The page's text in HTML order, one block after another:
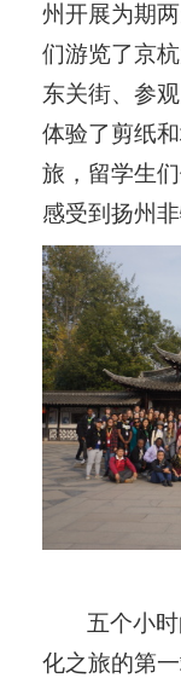
州开展为期
们游览了京
东关街、参观
体验了剪纸
旅，留学生
感受到扬州
五个小
化之旅的第